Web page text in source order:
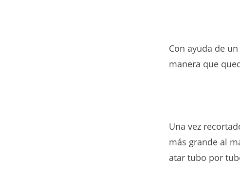
Con ayuda de
manera que
Una vez
más grande al
atar tubo por